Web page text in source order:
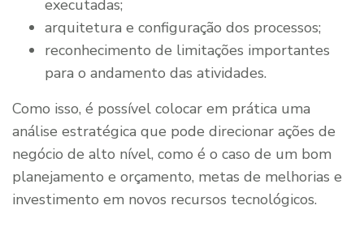
executadas;
arquitetura e configuração dos processos;
reconhecimento de limitações importantes
para o andamento das atividades.
Como isso, é possível colocar em prática uma
análise estratégica que pode direcionar ações de
negócio de alto nível, como é o caso de um bom
planejamento e orçamento, metas de melhorias e
investimento em novos recursos tecnológicos.